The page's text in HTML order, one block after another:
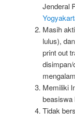
Jenderal
Masih
lulus),
print out
Memiliki
beasiswa
Tidak